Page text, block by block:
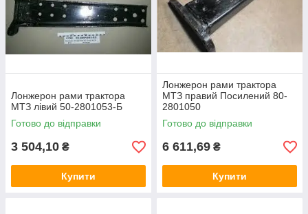
Лонжерон рами трактора
МТЗ лівий 50-2801053-Б
Готово до відправки
3 504,10 ₴
Купити
Лонжерон рами трактора
МТЗ правий Посилений 80-
2801050
Готово до відправки
6 611,69 ₴
Купити